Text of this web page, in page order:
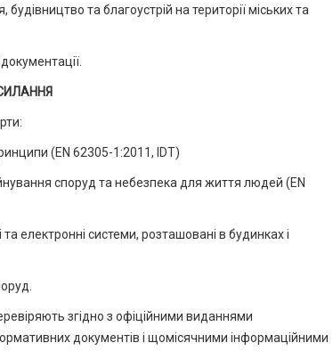
та благоустрій на території міських та
(EN 62305-1:2011, IDT)
споруд та небезпека для життя людей (EN
електронні системи, розташовані в будинках і
згідно з офіційними виданнями
документів і щомісячними інформаційними